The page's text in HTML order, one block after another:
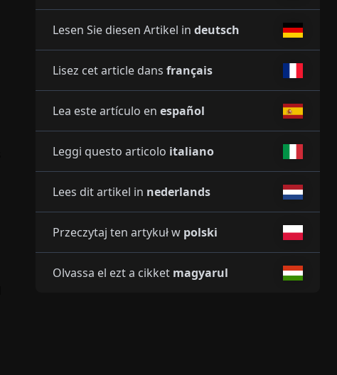
Lesen Sie diesen Artikel in deutsch
Lisez cet article dans français
Lea este artículo en español
Leggi questo articolo italiano
Lees dit artikel in nederlands
Przeczytaj ten artykuł w polski
Olvassa el ezt a cikket magyarul